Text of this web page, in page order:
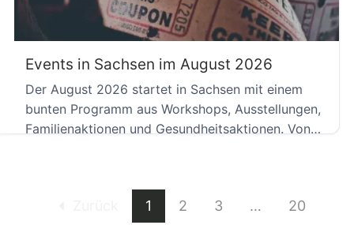
Events in Sachsen im August 2026
Der August 2026 startet in Sachsen mit einem
bunten Programm aus Workshops, Ausstellungen,
Familienaktionen und Gesundheitsaktionen. Von
1 2 3 …
20